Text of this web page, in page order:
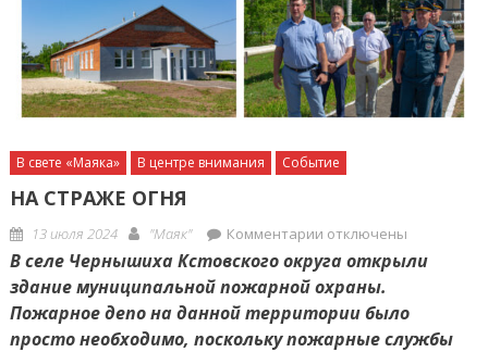
В свете «Маяка» В центре внимания Событие
НА СТРАЖЕ ОГНЯ
Posted
on
13 июля 2024 Author
"Маяк" Комментариик
записи
НА
СТРАЖЕ
ОГНЯ
отключены
В селе Чернышиха Кстовского округа открыли
здание муниципальной пожарной охраны.
Пожарное депо на данной территории было
просто необходимо, поскольку пожарные службы